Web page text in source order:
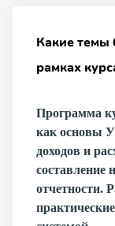
Какие темы
рамках
Программа
как основы
доходов и
составление
отчетности.